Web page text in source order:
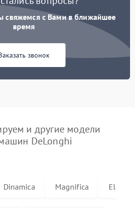
свяжемся с Вами в ближайшее
время
звонок
и другие модели
DeLonghi
Dinamica Magnifica Eletta